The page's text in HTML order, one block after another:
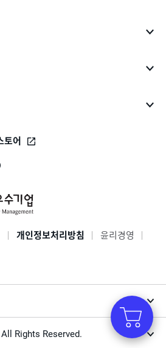
토어
버
로
바
개인정보처리방침
윤리경영
Rights Reserved.